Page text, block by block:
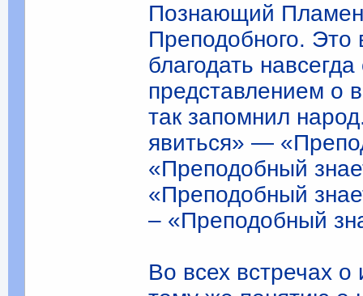
Познающий
Пре­подобного. Это
благодать
представлением о
так запомнил
явиться» —
«Преподобный
«Препо­добный
– «Преподобный
Во всех встречах